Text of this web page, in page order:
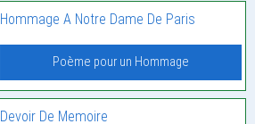
Hommage A Notre Dame De Paris
Poème pour un Hommage
Devoir De Memoire